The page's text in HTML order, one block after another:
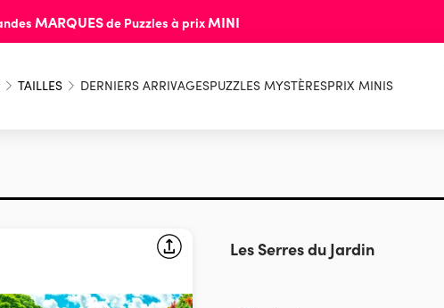
MARQUESde Puzzles à prix MINI
TAILLES DERNIERS ARRIVAGESPUZZLES MYSTÈRESPRIX MINIS
Les Serres du Jardin